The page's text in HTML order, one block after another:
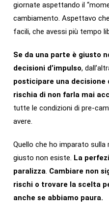
giornate aspettando il
cambiamento. Aspettavo
facili, che avessi più tempo
Se da una parte è giusto
decisioni d’impulso,
posticipare una decisione
rischia di non farla mai
tutte le condizioni di pre-
avere.
Quello che ho imparato
giusto non esiste. La
paralizza. Cambiare non
rischi o trovare la scelta
anche se abbiamo paura.